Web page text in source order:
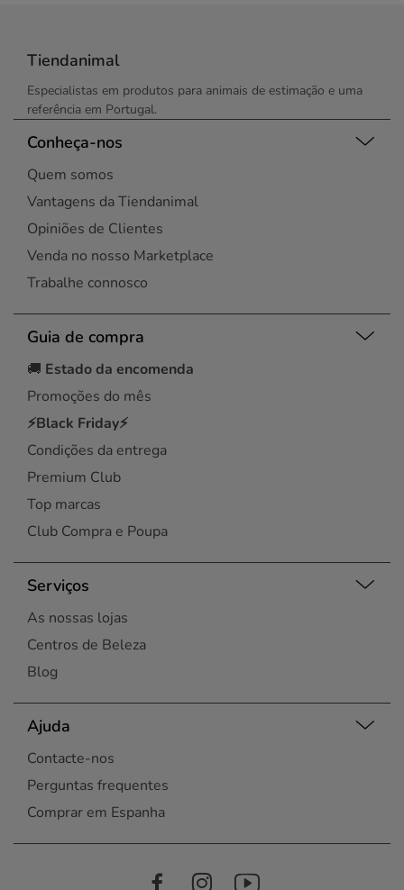
Tiendanimal
Especialistas em produtos para animais de estimação e uma
referência em Portugal.
Conheça-nos
Quem somos
Vantagens da Tiendanimal
Opiniões de Clientes
Venda no nosso Marketplace
Trabalhe connosco
Guia de compra
🚚 Estado da encomenda
Promoções do mês
⚡Black Friday⚡
Condições da entrega
Premium Club
Top marcas
Club Compra e Poupa
Serviços
As nossas lojas
Centros de Beleza
Blog
Ajuda
Contacte-nos
Perguntas frequentes
Comprar em Espanha